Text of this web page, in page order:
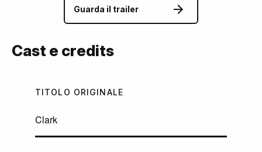
Guarda il trailer
Cast e credits
TITOLO ORIGINALE
Clark